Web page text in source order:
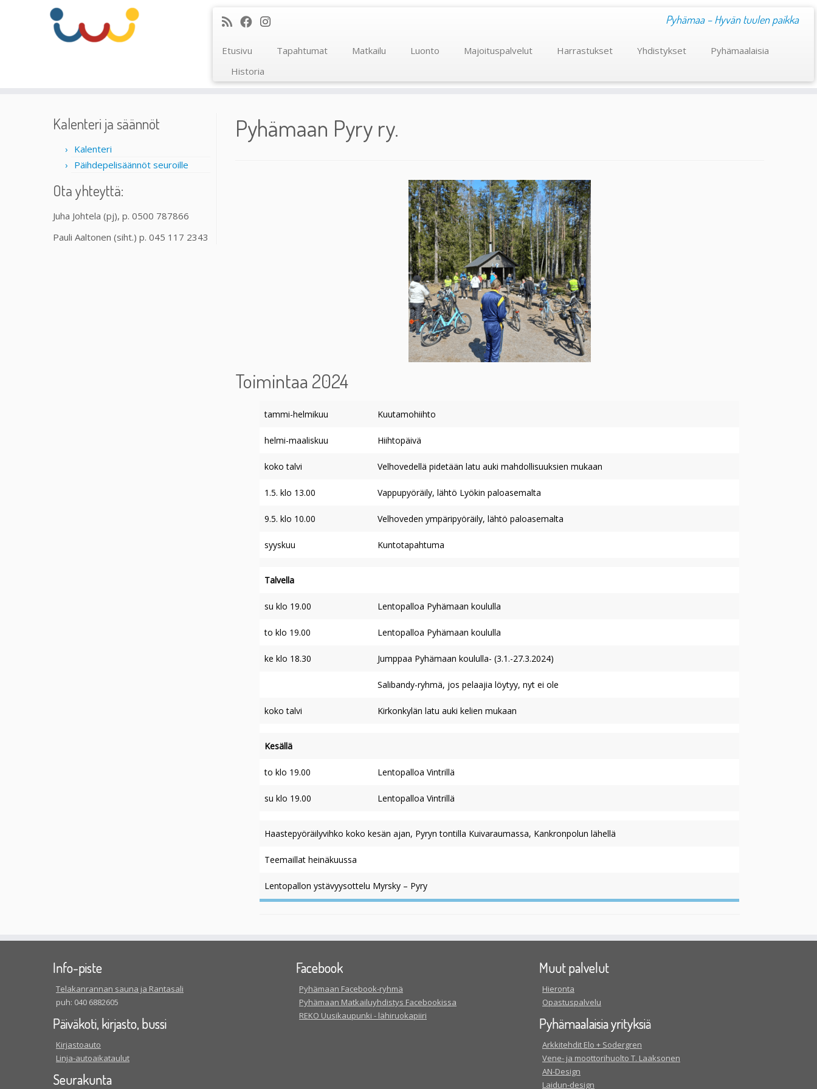
Pyhämaa – Hyvän tuulen paikka
Etusivu Tapahtumat Matkailu Luonto Majoituspalvelut Harrastukset Yhdistykset
Pyhämaalaisia
Historia
Kalenteri ja säännöt
Kalenteri
Päihdepelisäännöt seuroille
Ota yhteyttä:
Juha Johtela (pj), p. 0500 787866
Pauli Aaltonen (siht.) p. 045 117 2343
Pyhämaan Pyry ry.
Toimintaa 2024
tammi-helmikuu Kuutamohiihto
helmi-maaliskuu Hiihtopäivä
koko talvi Velhovedellä pidetään latu auki mahdollisuuksien mukaan
1.5. klo 13.00 Vappupyöräily, lähtö Lyökin paloasemalta
9.5. klo 10.00 Velhoveden ympäripyöräily, lähtö paloasemalta
syyskuu Kuntotapahtuma
Talvella
su klo 19.00 Lentopalloa Pyhämaan koululla
to klo 19.00 Lentopalloa Pyhämaan koululla
ke klo 18.30 Jumppaa Pyhämaan koululla- (3.1.-27.3.2024)
Salibandy-ryhmä, jos pelaajia löytyy, nyt ei ole
koko talvi Kirkonkylän latu auki kelien mukaan
Kesällä
to klo 19.00 Lentopalloa Vintrillä
su klo 19.00 Lentopalloa Vintrillä
Haastepyöräilyvihko koko kesän ajan, Pyryn tontilla Kuivaraumassa, Kankronpolun lähellä
Teemaillat heinäkuussa
Lentopallon ystävyysottelu Myrsky – Pyry
Info-piste
Telakanrannan sauna ja Rantasali
puh: 040 6882605
Päiväkoti, kirjasto, bussi
Kirjastoauto
Linja-autoaikataulut
Seurakunta
Facebook
Pyhämaan Facebook-ryhmä
Pyhämaan Matkailuyhdistys Facebookissa
REKO Uusikaupunki - lähiruokapiiri
Muut palvelut
Hieronta
Opastuspalvelu
Pyhämaalaisia yrityksiä
Arkkitehdit Elo + Sodergren
Vene- ja moottorihuolto T. Laaksonen
AN-Design
Laidun-design